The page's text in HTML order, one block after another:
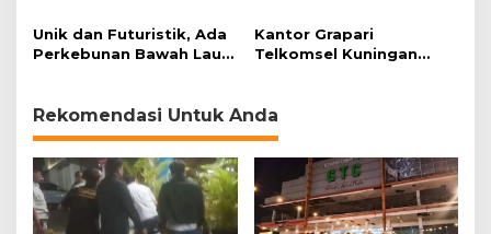
Unik dan Futuristik, Ada
Perkebunan Bawah Laut
Kantor Grapari
Telkomsel Kuningan
Rekomendasi Untuk Anda